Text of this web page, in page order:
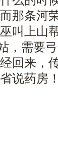
那条河
叫上山
，需要
回来，
说药房